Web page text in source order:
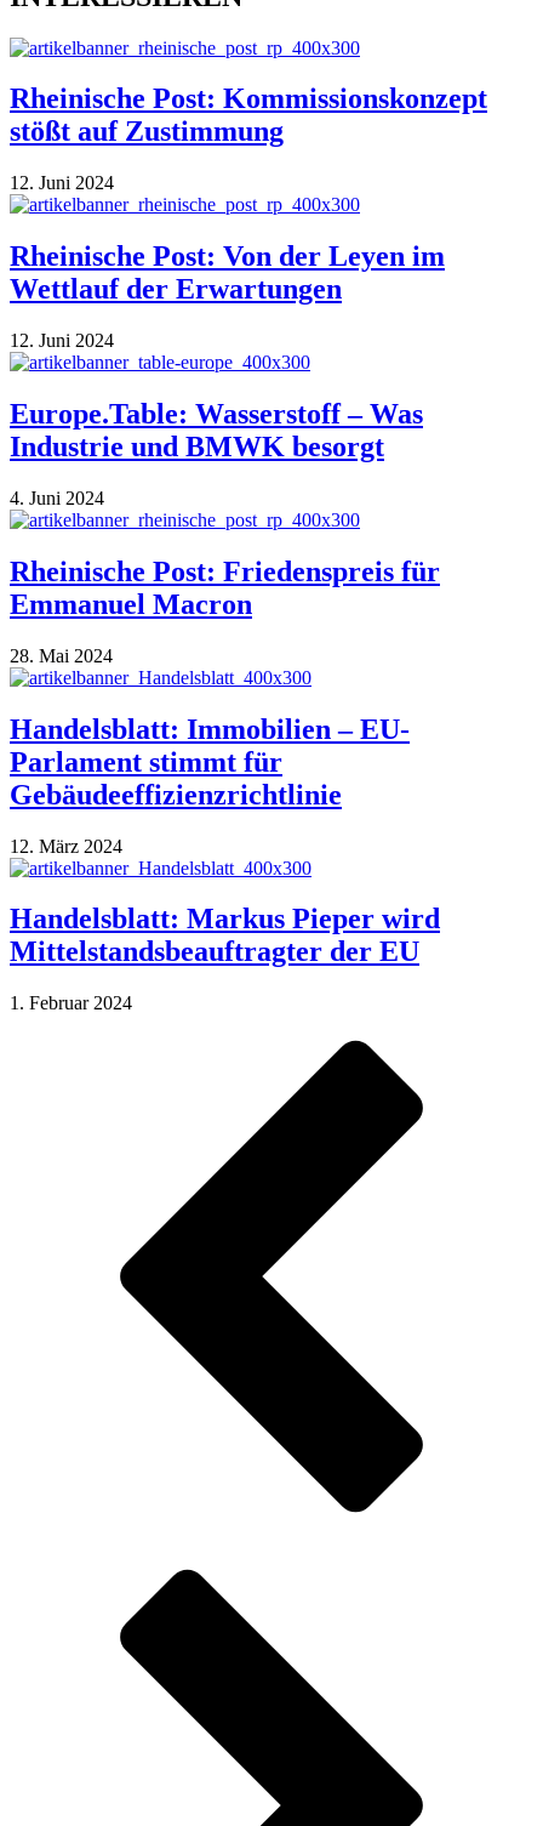
Rheinische Post: Kommissionskonzept
stößt auf Zustimmung
12. Juni 2024
Rheinische Post: Von der Leyen im
Wettlauf der Erwartungen
12. Juni 2024
Europe.Table: Wasserstoff – Was
Industrie und BMWK besorgt
4. Juni 2024
Rheinische Post: Friedenspreis für
Emmanuel Macron
28. Mai 2024
Handelsblatt: Immobilien – EU-
Parlament stimmt für
Gebäudeeffizienzrichtlinie
12. März 2024
Handelsblatt: Markus Pieper wird
Mittelstandsbeauftragter der EU
1. Februar 2024